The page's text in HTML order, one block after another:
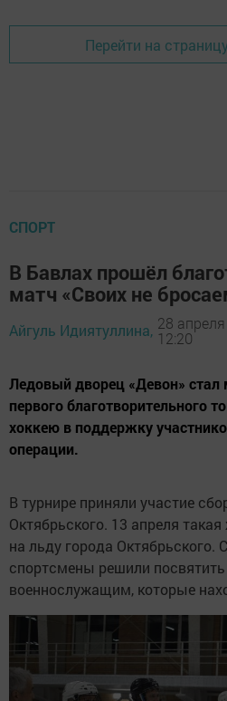
Перейти на
СПОРТ
В Бавлах прошёл
матч «Своих не
Айгуль Идиятуллина, 28
12:20
Ледовый дворец «Девон» стал
первого благотворительного
хоккею в поддержку
операции.
В турнире приняли участие
Октябрьского. 13 апреля
на льду города Октябрьского.
спортсмены решили
военнослужащим, которые